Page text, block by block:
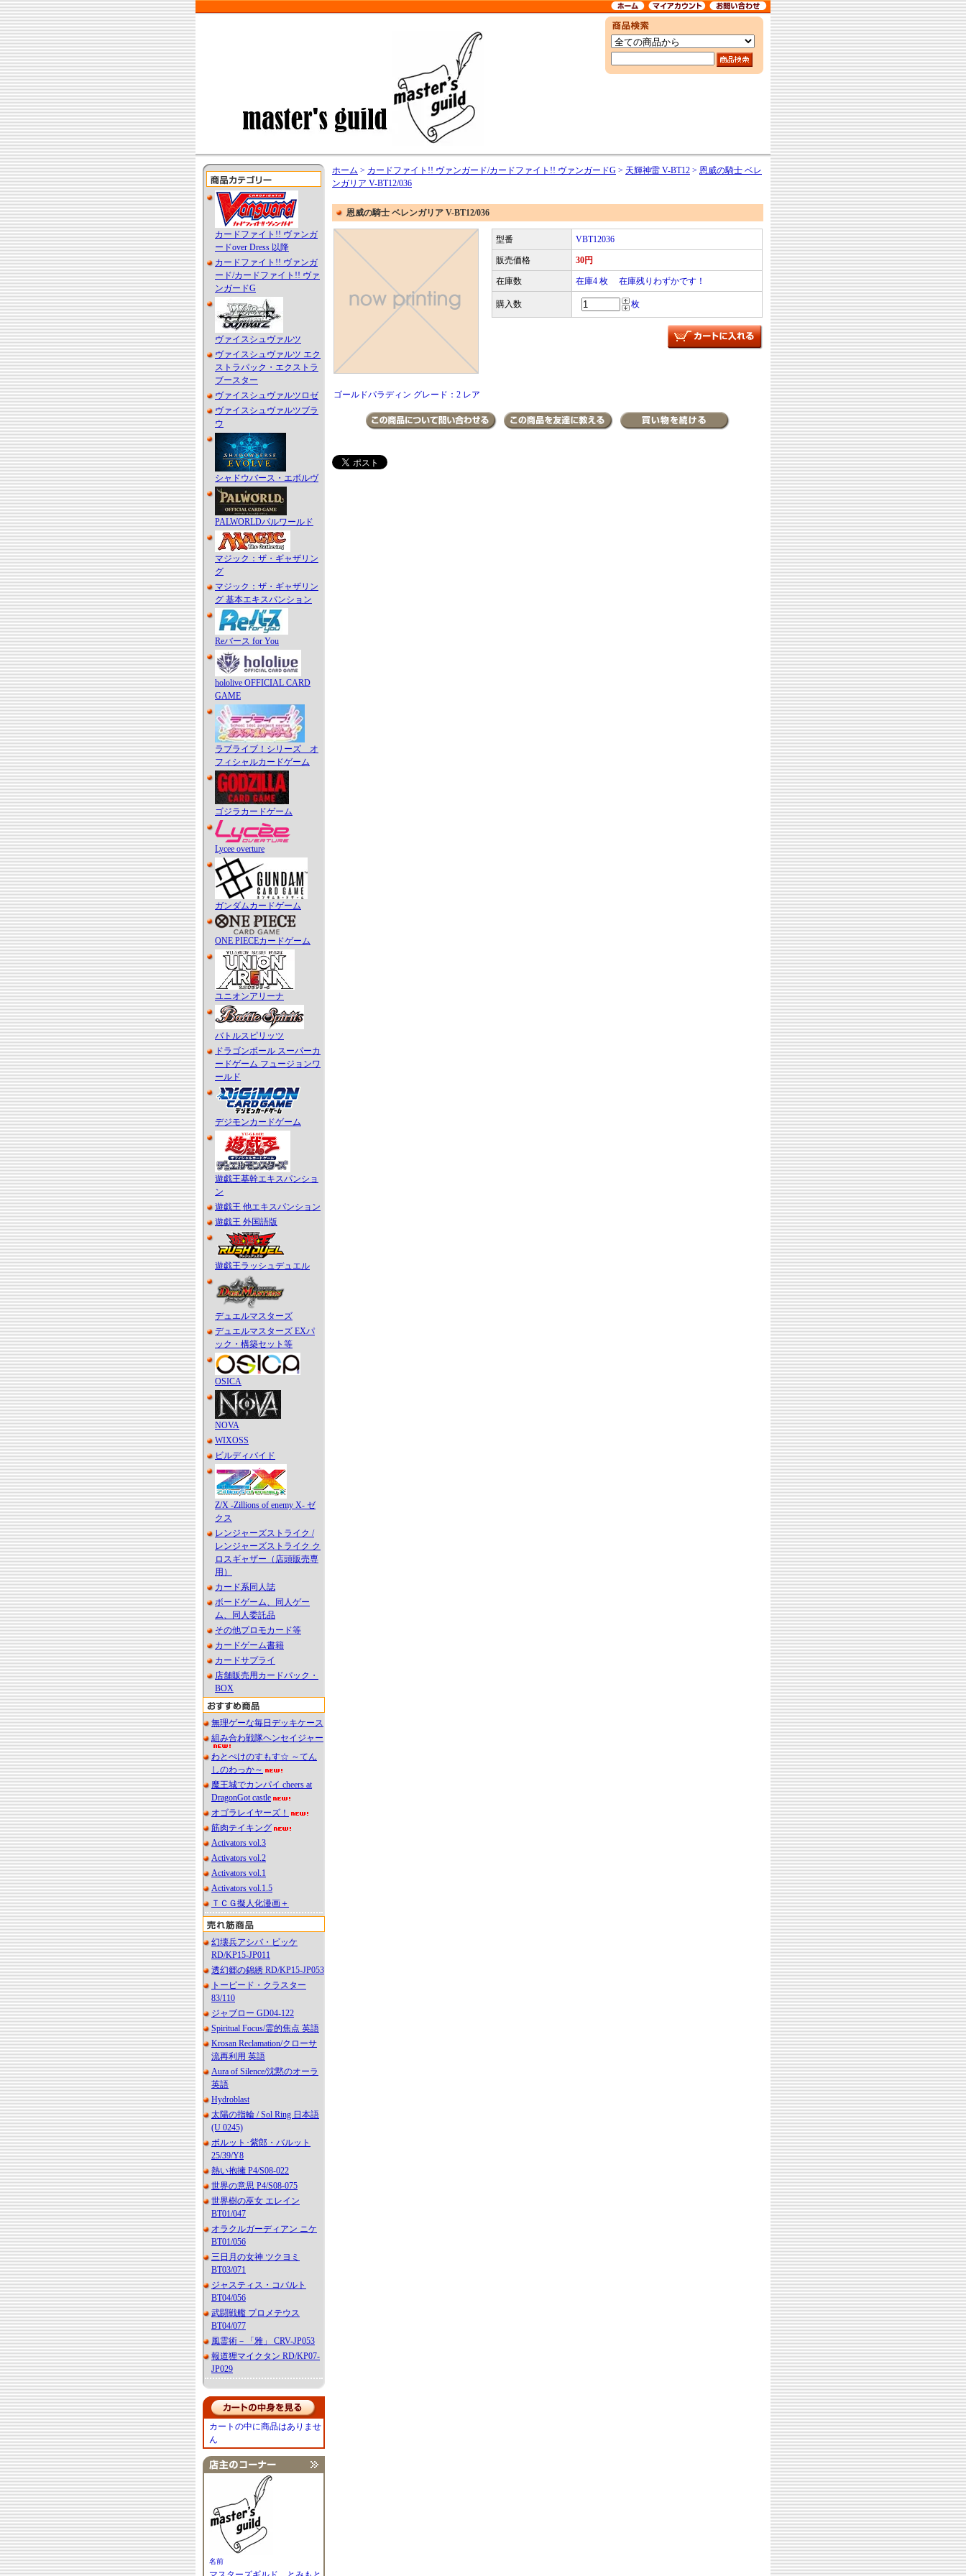
カードファイト!! ヴァンガ
ードover Dress 以降
カードファイト!! ヴァンガ
ード/カードファイト!! ヴァ
ンガードG
ヴァイスシュヴァルツ
ヴァイスシュヴァルツ エク
ストラパック・エクストラ
ブースター
ヴァイスシュヴァルツロゼ
ヴァイスシュヴァルツブラ
ウ
シャドウバース・エボルヴ
PALWORLDパルワールド
マジック：ザ・ギャザリン
グ
マジック：ザ・ギャザリン
グ 基本エキスパンション
Reバース for You
hololive OFFICIAL CARD
GAME
ラブライブ！シリーズ オ
フィシャルカードゲーム
ゴジラカードゲーム
Lycee overture
ガンダムカードゲーム
ONE PIECEカードゲーム
ユニオンアリーナ
バトルスピリッツ
ドラゴンボール スーパーカ
ードゲーム フュージョンワ
ールド
デジモンカードゲーム
遊戯王基幹エキスパンショ
ン
遊戯王 他エキスパンション
遊戯王 外国語版
遊戯王ラッシュデュエル
デュエルマスターズ
デュエルマスターズ EXパ
ック・構築セット等
OSICA
NOVA
WIXOSS
ビルディバイド
Z/X -Zillions of enemy X- ゼ
クス
レンジャーズストライク /
レンジャーズストライク ク
ロスギャザー（店頭販売専
用）
カード系同人誌
ボードゲーム、同人ゲー
ム、同人委託品
その他プロモカード等
カードゲーム書籍
カードサプライ
店舗販売用カードパック・
BOX
無理ゲーな毎日デッキケース
組み合わ戦隊ヘンセイジャー
わとぺけのすもす☆ ～てん
しのわっか～
魔王城でカンパイ cheers at
DragonGot castle
オゴラレイヤーズ！
筋肉テイキング
Activators vol.3
Activators vol.2
Activators vol.1
Activators vol.1.5
ＴＣＧ擬人化漫画＋
幻壊兵アシバ・ビッケ
RD/KP15-JP011
透幻郷の錦綉 RD/KP15-JP053
トーピード・クラスター
83/110
ジャブロー GD04-122
Spiritual Focus/霊的焦点 英語
Krosan Reclamation/クローサ
流再利用 英語
Aura of Silence/沈黙のオーラ
英語
Hydroblast
太陽の指輪 / Sol Ring 日本語
(U 0245)
ボルット･紫郎・バルット
25/39/Y8
熱い抱擁 P4/S08-022
世界の意思 P4/S08-075
世界樹の巫女 エレイン
BT01/047
オラクルガーディアン ニケ
BT01/056
三日月の女神 ツクヨミ
BT03/071
ジャスティス・コバルト
BT04/056
武闘戦艦 プロメテウス
BT04/077
風霊術－「雅」 CRV-JP053
報道狸マイクタン RD/KP07-
JP029
カートの中に商品はありませ
ん
名前
ホーム > カードファイト!! ヴァンガード/カードファイト!! ヴァンガードG > 天輝神雷 V-BT12 > 恩威の騎士 ベレ
ンガリア V-BT12/036
恩威の騎士 ベレンガリア V-BT12/036
型番 VBT12036
販売価格 30円
在庫数 在庫4 枚 在庫残りわずかです！
購入数 枚
ゴールドパラディン グレード：2 レア